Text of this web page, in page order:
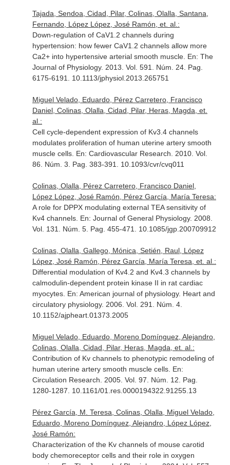
Tajada, Sendoa, Cidad, Pilar, Colinas, Olalla, Santana,
Fernando, López López, José Ramón, et. al.:
Down-regulation of CaV1.2 channels during
hypertension: how fewer CaV1.2 channels allow more
Ca2+ into hypertensive arterial smooth muscle. En: The
Journal of Physiology. 2013. Vol. 591. Núm. 24. Pag.
6175-6191. 10.1113/jphysiol.2013.265751
Miguel Velado, Eduardo, Pérez Carretero, Francisco
Daniel, Colinas, Olalla, Cidad, Pilar, Heras, Magda, et.
al.:
Cell cycle-dependent expression of Kv3.4 channels
modulates proliferation of human uterine artery smooth
muscle cells. En: Cardiovascular Research . 2010. Vol.
86. Núm. 3. Pag. 383-391. 10.1093/cvr/cvq011
Colinas, Olalla, Pérez Carretero, Francisco Daniel,
López López, José Ramón, Pérez García, María Teresa:
A role for DPPX modulating external TEA sensitivity of
Kv4 channels. En: Journal of General Physiology. 2008.
Vol. 131. Núm. 5. Pag. 455-471. 10.1085/jgp.200709912
Colinas, Olalla, Gallego, Mónica, Setién, Raul, López
López, José Ramón, Pérez García, María Teresa, et. al.:
Differential modulation of Kv4.2 and Kv4.3 channels by
calmodulin-dependent protein kinase II in rat cardiac
myocytes. En: American journal of physiology. Heart and
circulatory physiology. 2006. Vol. 291. Núm. 4.
10.1152/ajpheart.01373.2005
Miguel Velado, Eduardo, Moreno Domínguez, Alejandro,
Colinas, Olalla, Cidad, Pilar, Heras, Magda, et. al.:
Contribution of Kv channels to phenotypic remodeling of
human uterine artery smooth muscle cells. En:
Circulation Research . 2005. Vol. 97. Núm. 12. Pag.
1280-1287. 10.1161/01.res.0000194322.91255.13
Pérez García, M. Teresa, Colinas, Olalla, Miguel Velado,
Eduardo, Moreno Domínguez, Alejandro, López López,
José Ramón:
Characterization of the Kv channels of mouse carotid
body chemoreceptor cells and their role in oxygen